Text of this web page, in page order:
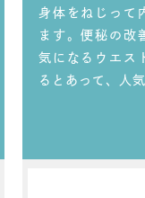
身体をねじって
ます。便秘の改
気になるウエス
るとあって、人